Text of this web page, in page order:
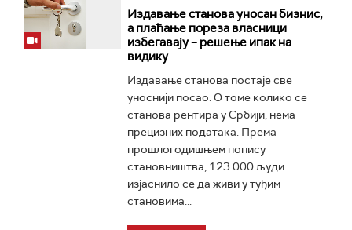
Издавање станова уносан бизнис,
а плаћање пореза власници
избегавају – решење ипак на
видику
Издавање станова постаје све
уноснији посао. О томе колико се
станова рентира у Србији, нема
прецизних података. Према
прошлогодишњем попису
становништва, 123.000 људи
изјаснило се да живи у туђим
становима...